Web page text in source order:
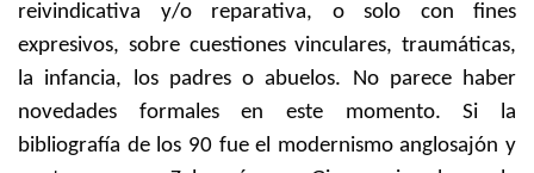
reivindicativa y/o reparativa, o solo con fines
expresivos, sobre cuestiones vinculares, traumáticas,
la infancia, los padres o abuelos. No parece haber
novedades formales en este momento. Si la
bibliografía de los 90 fue el modernismo anglosajón y